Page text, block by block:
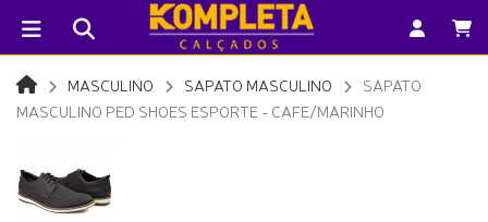
MASCULINO SAPATO MASCULINO
SAPATO
MASCULINO PED SHOES ESPORTE - CAFE/MARINHO